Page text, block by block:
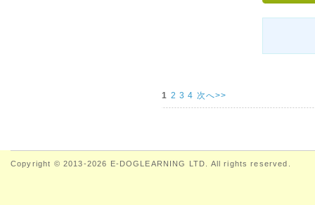
1 2 3 4 次へ>>
Copyright © 2013-2026 E-DOGLEARNING LTD. All rights reserved.